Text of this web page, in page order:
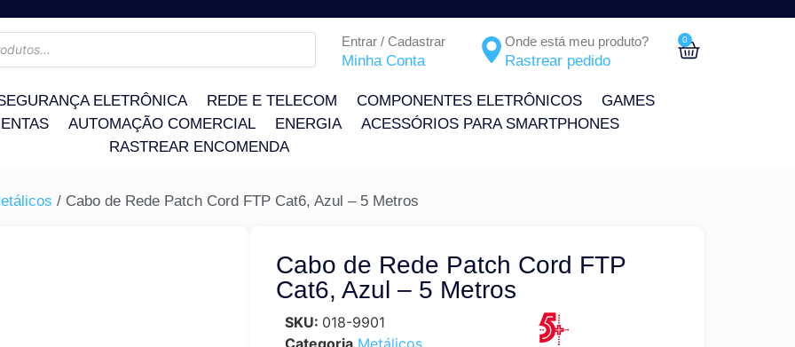
Entrar / Cadastrar
Minha Conta
Onde está meu produto?
Rastrear pedido
0
ELETRÔNICA REDE E TELECOM COMPONENTES ELETRÔNICOS
GAMES
AUTOMAÇÃO COMERCIAL ENERGIA
ACESSÓRIOS PARA SMARTPHONES
RASTREAR ENCOMENDA
/ Cabo de Rede Patch Cord FTP Cat6, Azul – 5 Metros
Cabo de Rede Patch Cord FTP
Cat6, Azul – 5 Metros
SKU: 018-9901
Categoria Metálicos